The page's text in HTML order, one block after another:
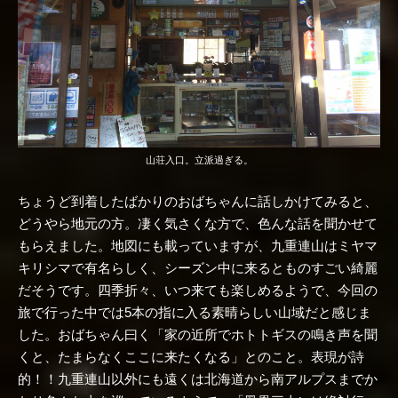
山荘入口。立派過ぎる。
ちょうど到着したばかりのおばちゃんに話しかけてみると、
どうやら地元の方。凄く気さくな方で、色んな話を聞かせて
もらえました。地図にも載っていますが、九重連山はミヤマ
キリシマで有名らしく、シーズン中に来るとものすごい綺麗
だそうです。四季折々、いつ来ても楽しめるようで、今回の
旅で行った中では5本の指に入る素晴らしい山域だと感じま
した。おばちゃん曰く「家の近所でホトトギスの鳴き声を聞
くと、たまらなくここに来たくなる」とのこと。表現が詩
的！！九重連山以外にも遠くは北海道から南アルプスまでか